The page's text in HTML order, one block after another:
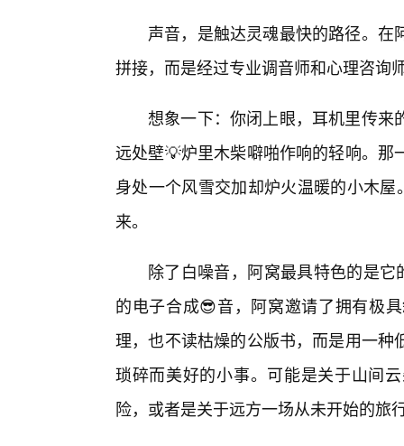
声音，是触达灵魂最快的路径。
拼接，而是经过专业调音师和心理咨询
想象一下：你闭上眼，耳机里传来
远处壁💡炉里木柴噼啪作响的轻响。
身处一个风雪交加却炉火温暖的小木
来。
除了白噪音，阿窝最具特色的是它
的电子合成😎音，阿窝邀请了拥有极
理，也不读枯燥的公版书，而是用一
琐碎而美好的小事。可能是关于山间
险，或者是关于远方一场从未开始的旅